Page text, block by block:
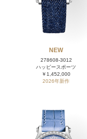
NEW
278608-3012
ハッピースポーツ
￥1,452,000
2026年新作